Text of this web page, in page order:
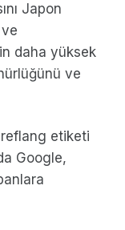
Japon
daha yüksek
ve
etiketi
Google,